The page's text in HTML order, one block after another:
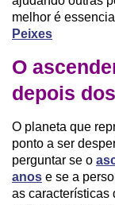
melhor é
Peixes
O
depois
O planeta que
ponto a ser
perguntar se o
anos e se a
as características